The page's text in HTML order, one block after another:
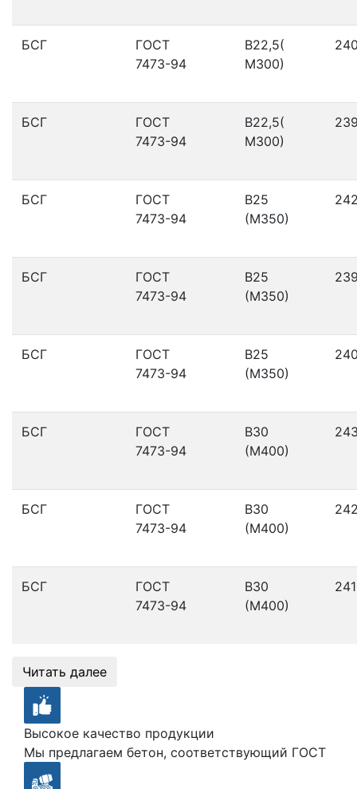
БСГ
ГОСТ
7473-94
В22,5(
М300)
БСГ
ГОСТ
7473-94
В22,5(
М300)
БСГ
ГОСТ
7473-94
В25
(М350)
БСГ
ГОСТ
7473-94
В25
(М350)
БСГ
ГОСТ
7473-94
В25
(М350)
БСГ
ГОСТ
7473-94
В30
(М400)
БСГ
ГОСТ
7473-94
В30
(М400)
БСГ
ГОСТ
7473-94
В30
(М400)
Читать далее
Высокое качество продукции
Мы предлагаем бетон, соответствующий ГОСТ